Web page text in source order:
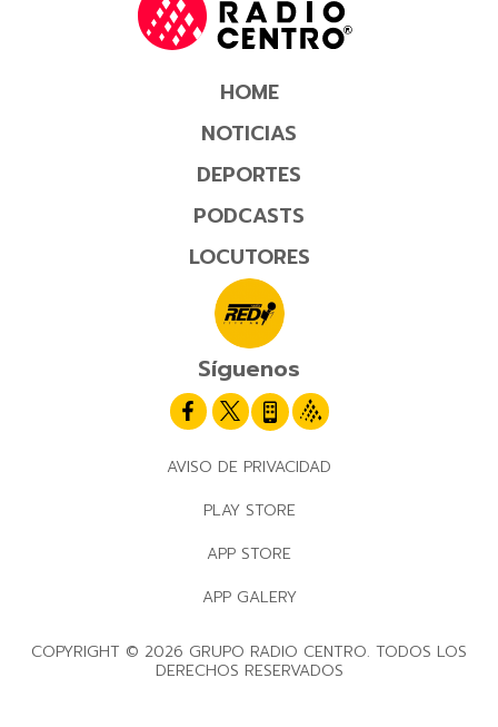
HOME
NOTICIAS
DEPORTES
PODCASTS
LOCUTORES
Síguenos
AVISO DE PRIVACIDAD
PLAY STORE
APP STORE
APP GALERY
COPYRIGHT © 2026 GRUPO RADIO CENTRO. TODOS LOS
DERECHOS RESERVADOS